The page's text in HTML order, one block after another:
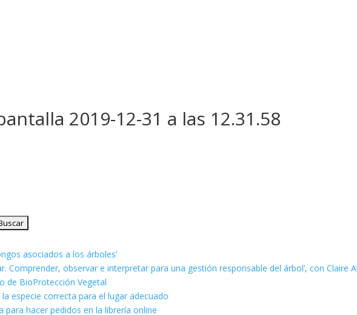
2019-12-31 a las 12.31.58
asociados a los árboles’
Comprender, observar e interpretar para una gestión responsable del árbol’, con Claire
de BioProtección Vegetal
especie correcta para el lugar adecuado
para hacer pedidos en la librería online